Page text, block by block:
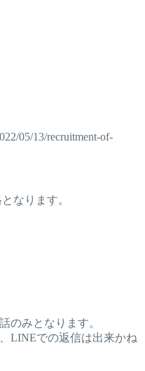
05/13/recruitment-of-
なります。
のみとなります。
LINEでの返信は出来かね